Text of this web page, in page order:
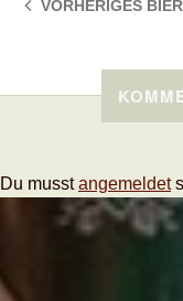
VORHERIGES BIER
Du musstangemeldet